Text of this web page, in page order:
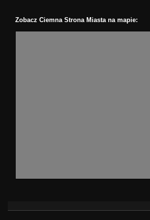
Zobacz Ciemna Strona Miasta na mapie: